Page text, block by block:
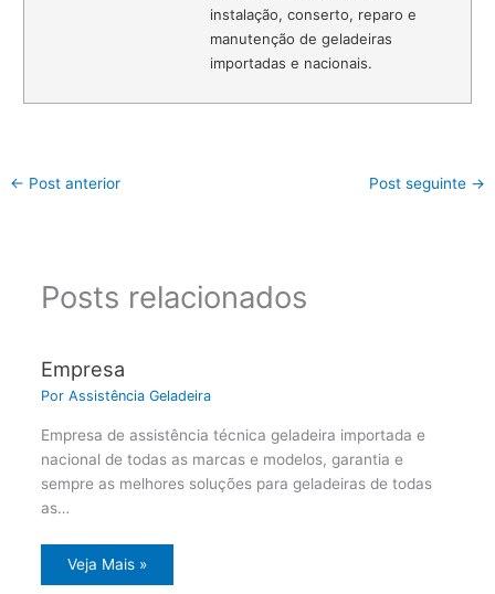
instalação, conserto, reparo e
manutenção de geladeiras
importadas e nacionais.
← Post anterior Post seguinte →
Posts relacionados
Empresa
Por Assistência Geladeira
Empresa de assistência técnica geladeira importada e
nacional de todas as marcas e modelos, garantia e
sempre as melhores soluções para geladeiras de todas
as…
Veja Mais »